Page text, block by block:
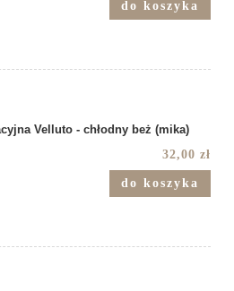
do koszyka
Velluto - chłodny beż (mika)
32,00 zł
do koszyka